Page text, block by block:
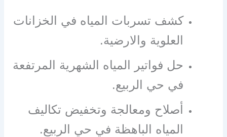
كشف تسربات المياه في الخزانات
العلوية والارضية.
حل فواتير المياه الشهرية المرتفعة
في حي الربيع.
أصلاح ومعالجة وتخفيض تكاليف
المياه الباهظة في حي الربيع.